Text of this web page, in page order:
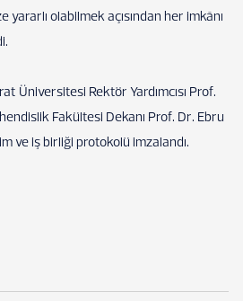
olabilmek açısından her imkânı
Üniversitesi Rektör Yardımcısı Prof.
Fakültesi Dekanı Prof. Dr. Ebru
ve iş birliği protokolü imzalandı.